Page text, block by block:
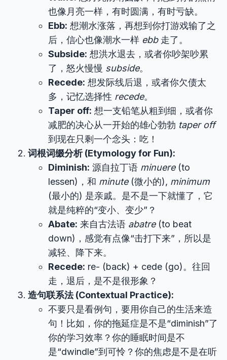
也像月亮一样，有时圆满，有时亏缺。
Ebb: 想潮水涨落，再想到你打游戏输了之
后，信心也像潮水一样 ebb走了。
Subside: 想洪水退去，或者你吵架吵累
了，怒火慢慢 subside。
Recede: 想发际线后退，或者你欠债太
多，记忆选择性 recede。
Taper off: 想一支铅笔从粗到细，或者你
减肥的决心从一开始的雄心勃勃 taper off
到现在只剩一个念头：吃！
词根词缀分析 (Etymology for Fun):
Diminish: 源自拉丁语 minuere(to
lessen)，和 minute(微小的), minimum
(最小的) 是亲戚。是不是一下就懂了，它
就是纯粹的“变小、变少”？
Abate: 来自古法语 abatre(to beat
down)，感觉有点像“击打下来”，所以是
减轻、降下来。
Recede: re- (back) + cede (go)。往回
走，退后，是不是很形象？
造句联系法 (Contextual Practice):
不要只是看例句，要用你自己的生活来造
句！比如，你的拖延症是不是“diminish”了
你的学习效率？你的睡眠时间是不
是“dwindle”到可怜？你的焦虑是不是在听